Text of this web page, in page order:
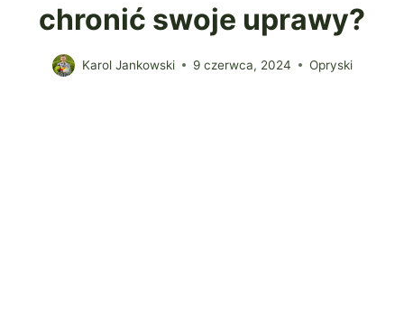
chronić swoje uprawy?
Karol Jankowski 9 czerwca, 2024 Opryski